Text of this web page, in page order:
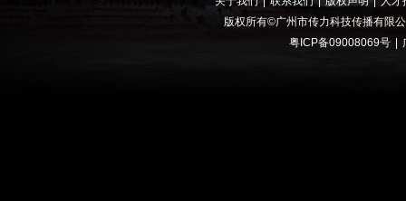
版权所有©广州市传力科技传播有限
粤ICP备09008069号